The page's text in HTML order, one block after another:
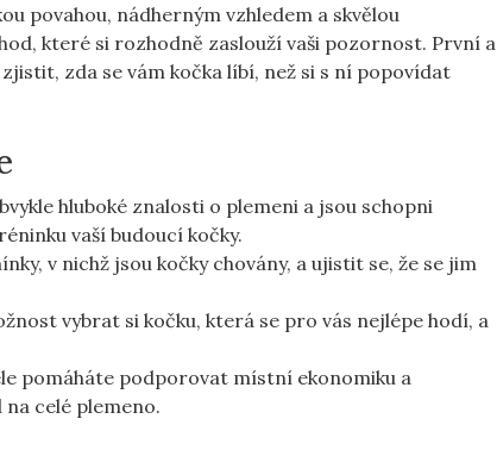
‌povahou, nádherným vzhledem⁤ a skvělou
které si rozhodně zaslouží vaši ⁢pozornost. První a
zda se ​vám‌ kočka líbí, než si s ní popovídat
hluboké znalosti o plemeni a jsou schopni⁣
vaší budoucí kočky.
v nichž jsou kočky chovány, a ujistit‍ se, že ⁣se ⁤jim
‌vybrat si kočku, která se pro vás nejlépe hodí, a​
⁣pomáháte podporovat místní ekonomiku a‌
celé plemeno.